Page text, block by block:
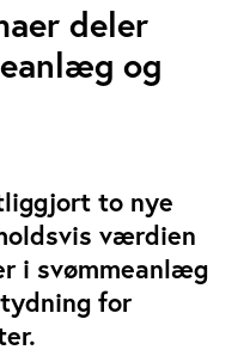
deler
og
to nye
værdien
i svømmeanlæg
for